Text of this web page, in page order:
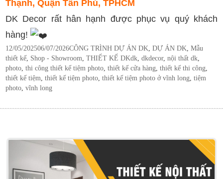
Thạnh, Quận Tân Phú, TPHCM
DK Decor rất hân hạnh được phục vụ quý khách
hàng!
Posted
on
12/05/202506/07/2026Categories
CÔNG TRÌNH DỰ ÁN DK ,DỰ ÁN DK ,Mẫu
thiết kế, Shop - Showroom ,THIẾT KẾ DKTags
dk ,dkdecor,nội thất dk
photo ,thi công thiết kế tiệm photo ,thiết kế cửa hàng ,thiết kế thi công
thiết kế tiệm ,thiết kế tiệm photo ,thiết kế tiệm photo ở vĩnh long ,tiệm
photo ,vĩnh long